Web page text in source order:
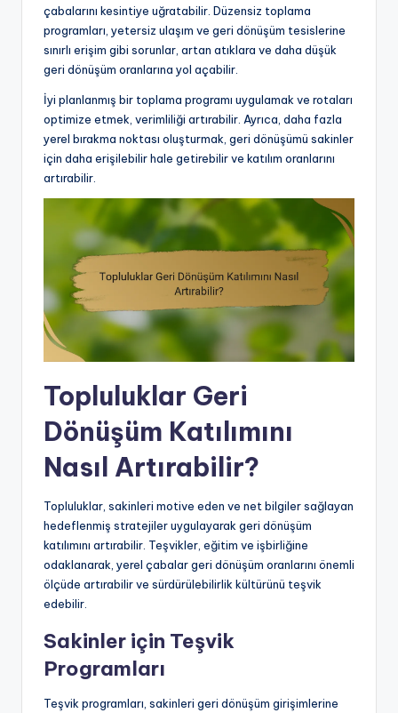
çabalarını kesintiye uğratabilir. Düzensiz toplama
programları, yetersiz ulaşım ve geri dönüşüm tesislerine
sınırlı erişim gibi sorunlar, artan atıklara ve daha düşük
geri dönüşüm oranlarına yol açabilir.
İyi planlanmış bir toplama programı uygulamak ve rotaları
optimize etmek, verimliliği artırabilir. Ayrıca, daha fazla
yerel bırakma noktası oluşturmak, geri dönüşümü sakinler
için daha erişilebilir hale getirebilir ve katılım oranlarını
artırabilir.
Topluluklar Geri
Dönüşüm Katılımını
Nasıl Artırabilir?
Topluluklar, sakinleri motive eden ve net bilgiler sağlayan
hedeflenmiş stratejiler uygulayarak geri dönüşüm
katılımını artırabilir. Teşvikler, eğitim ve işbirliğine
odaklanarak, yerel çabalar geri dönüşüm oranlarını önemli
ölçüde artırabilir ve sürdürülebilirlik kültürünü teşvik
edebilir.
Sakinler için Teşvik
Programları
Teşvik programları, sakinleri geri dönüşüm girişimlerine